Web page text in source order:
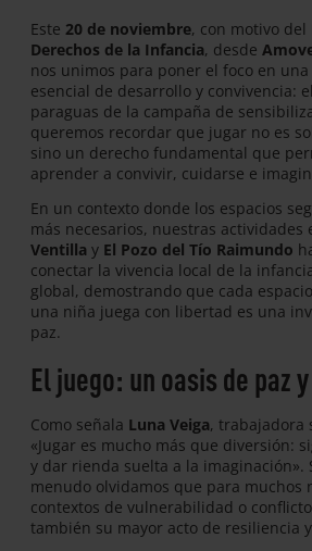
Este 20 de noviembre, con motivo del
Derechos de la Infancia, desde
nos unimos para poner el foco en
esencial de desarrollo y convivencia:
paraguas de la campaña de
queremos recordar que jugar no es
sino un derecho fundamental que
aprender a convivir, cuidarse e
En un contexto donde los espacios
más necesarios, nuestras actividades
Ventilla y El Pozo del Tío Raimundo
conectar la vivencia local de la
global, demostrando que cada
una niña juega con libertad es una
paz.
El juego: un oasis de paz
Como señala Luna Veiga, trabajadora
«Jugar es mucho más que diversión:
y dar rienda suelta a la imaginación».
menudo olvidamos que para muchos
contextos de vulnerabilidad o
también su mayor acto de resiliencia